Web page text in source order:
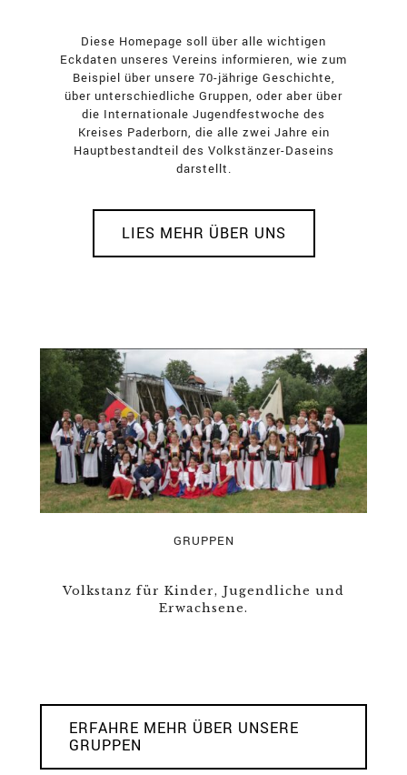
Diese Homepage soll über alle wichtigen
Eckdaten unseres Vereins informieren, wie zum
Beispiel über unsere 70-jährige Geschichte,
über unterschiedliche Gruppen, oder aber über
die Internationale Jugendfestwoche des
Kreises Paderborn, die alle zwei Jahre ein
Hauptbestandteil des Volkstänzer-Daseins
darstellt.
LIES MEHR ÜBER UNS
GRUPPEN
Volkstanz für Kinder, Jugendliche und
Erwachsene.
ERFAHRE MEHR ÜBER UNSERE
GRUPPEN